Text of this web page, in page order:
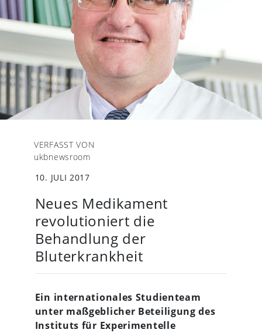
VERFASST VON
ukbnewsroom
10. JULI 2017
Neues Medikament
revolutioniert die
Behandlung der
Bluterkrankheit
Ein internationales Studienteam
unter maßgeblicher Beteiligung des
Instituts für Experimentelle